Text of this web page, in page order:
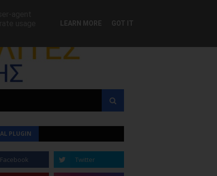
PLUGIN
LEARN MORE GOT IT